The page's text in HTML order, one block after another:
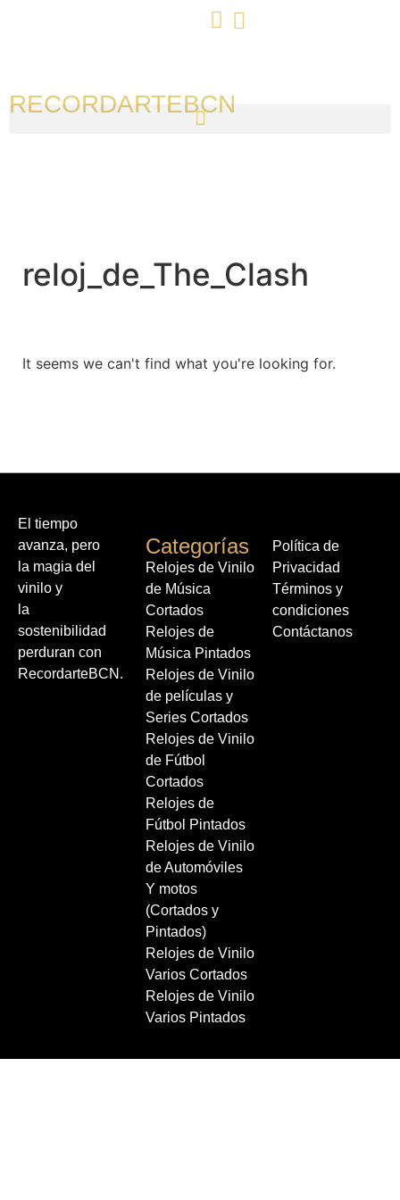
RECORDARTEBCN
reloj_de_The_Clash
It seems we can't find what you're looking for.
El tiempo
avanza, pero
la magia del
vinilo y
la
sostenibilidad
perduran con
RecordarteBCN.
Categorías
Relojes de Vinilo
de Música
Cortados
Relojes de
Música Pintados
Relojes de Vinilo
de películas y
Series Cortados
Relojes de Vinilo
de Fútbol
Cortados
Relojes de
Fútbol Pintados
Relojes de Vinilo
de Automóviles
Y motos
(Cortados y
Pintados)
Relojes de Vinilo
Varios Cortados
Relojes de Vinilo
Varios Pintados
Política de
Privacidad
Términos y
condiciones
Contáctanos